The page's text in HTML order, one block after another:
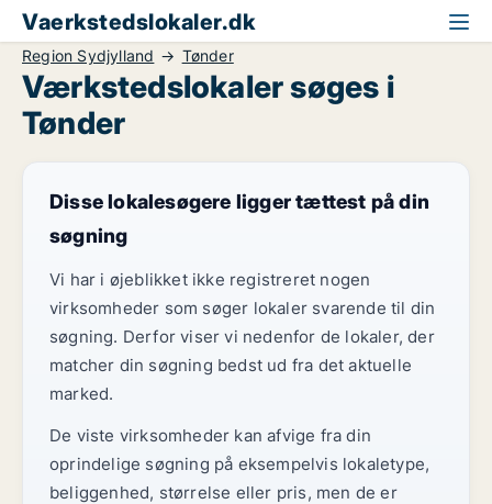
Vaerkstedslokaler.dk
Region Sydjylland Tønder
Værkstedslokaler søges i
Tønder
Disse lokalesøgere ligger tættest på din
søgning
Vi har i øjeblikket ikke registreret nogen
virksomheder som søger lokaler svarende til din
søgning. Derfor viser vi nedenfor de lokaler, der
matcher din søgning bedst ud fra det aktuelle
marked.
De viste virksomheder kan afvige fra din
oprindelige søgning på eksempelvis lokaletype,
beliggenhed, størrelse eller pris, men de er